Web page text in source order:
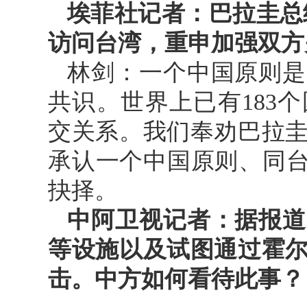
埃菲社记者：巴拉圭
访问台湾，重申加强双
林剑：一个中国原则
共识。世界上已有183
交关系。我们奉劝巴拉
承认一个中国原则、同
抉择。
中阿卫视记者：据报
等设施以及试图通过霍
击。中方如何看待此事？